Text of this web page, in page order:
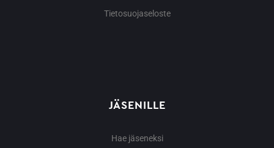
Tietosuojaseloste
JÄSENILLE
Hae jäseneksi